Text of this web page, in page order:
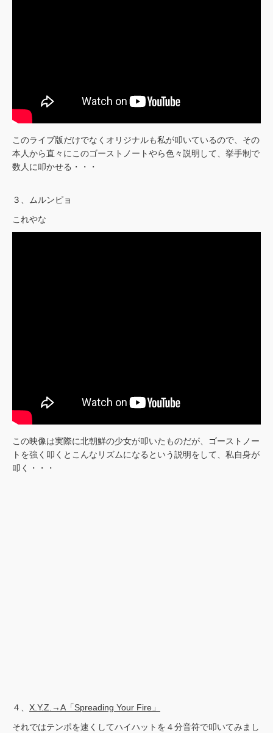
このライブ版だけでなくオリジナルも私が叩いているので、その
本人から直々にこのゴーストノートやら色々説明して、挙手制で
数人に叩かせる・・・
３、ムルンピョ
これやな
この映像は実際に北朝鮮の少女が叩いたものだが、ゴーストノー
トを強く叩くとこんなリズムになるという説明をして、私自身が
叩く・・・
４、 X.Y.Z.→A「Spreading Your Fire」
それではテンポを速くしてハイハットを４分音符で叩いてみまし